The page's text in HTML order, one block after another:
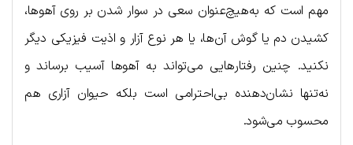
مهم است که به‌هیچ‌عنوان سعی در سوار شدن بر روی آهوها،
کشیدن دم یا گوش آن‌ها، یا هر نوع آزار و اذیت فیزیکی دیگر
نکنید. چنین رفتارهایی می‌تواند به آهوها آسیب برساند و
نه‌تنها نشان‌دهنده بی‌احترامی است بلکه حیوان آزاری هم
محسوب می‌شود.